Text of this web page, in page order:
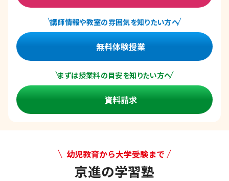
講師情報や教室の雰囲気を知りたい方へ
無料体験授業
まずは授業料の目安を知りたい方へ
資料請求
幼児教育から大学受験まで
京進の学習塾